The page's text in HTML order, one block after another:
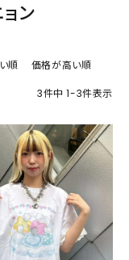
ン
順 価格が高い順
3件中 1-3件表示